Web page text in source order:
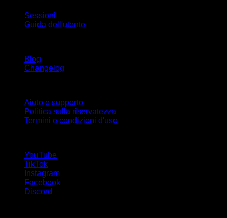
Sessioni
Guida dell'utente
Blog
Changelog
Aiuto e supporto
Politica sulla riservatezza
Termini e condizioni d'uso
YouTube
TikTok
Instagram
Facebook
Discord